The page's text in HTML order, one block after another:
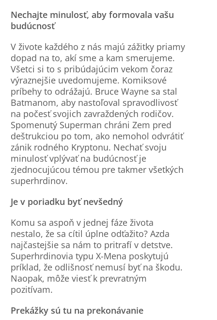
Nechajte minulosť, aby formovala vašu
budúcnosť
V živote každého z nás majú zážitky priamy
dopad na to, akí sme a kam smerujeme.
Všetci si to s pribúdajúcim vekom čoraz
výraznejšie uvedomujeme. Komiksové
príbehy to odrážajú. Bruce Wayne sa stal
Batmanom, aby nastoľoval spravodlivosť
na počesť svojich zavraždených rodičov.
Spomenutý Superman chráni Zem pred
deštrukciou po tom, ako nemohol odvrátiť
zánik rodného Kryptonu. Nechať svoju
minulosť vplývať na budúcnosť je
zjednocujúcou témou pre takmer všetkých
superhrdinov.
Je v poriadku byť nevšedný
Komu sa aspoň v jednej fáze života
nestalo, že sa cítil úplne odťažito? Azda
najčastejšie sa nám to pritrafí v detstve.
Superhrdinovia typu X-Mena poskytujú
príklad, že odlišnosť nemusí byť na škodu.
Naopak, môže viesť k prevratným
pozitívam.
Prekážky sú tu na prekonávanie